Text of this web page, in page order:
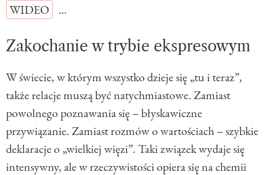
WIDEO
…
Zakochanie w trybie ekspresowym
W świecie, w którym wszystko dzieje się „tu i teraz”,
także relacje muszą być natychmiastowe. Zamiast
powolnego poznawania się – błyskawiczne
przywiązanie. Zamiast rozmów o wartościach – szybkie
deklaracje o „wielkiej więzi”. Taki związek wydaje się
intensywny, ale w rzeczywistości opiera się na chemii